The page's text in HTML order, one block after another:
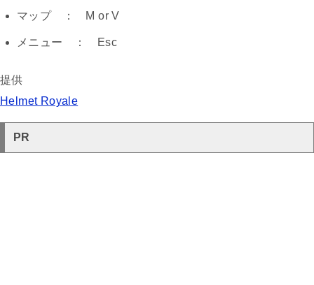
マップ ： M or V
メニュー ： Esc
提供
Helmet Royale
PR